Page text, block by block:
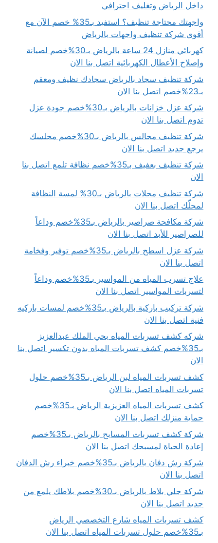
داخل الرياض وتغليف احترافي
واجهتك محتاجة تنظيف؟ استفيد بـ35% خصم الآن مع
أقوى شركة تنظيف واجهات بالرياض
كهربائي منازل 24 ساعة بالرياض بـ30%خصم لصيانة
وإصلاح الأعطال الكهربائية اتصل بنا الان
شركة تنظيف سجاد بالرياض سجادك نظيف ومعقم
بـ23%خصم اتصل بنا الان
شركة عزل خزانات بالرياض بـ30%خصم جودة عزل
تدوم اتصل بنا الان
شركة تنظيف مجالس بالرياض بـ30%خصم مجلسك
يرجع جديد اتصل بنا الان
شركة تنظيف بعفيف بـ35%خصم نظافة تلمع اتصل بنا
الان
شركة تنظيف محلات بالرياض بـ30% لمسة النظافة
لمحلّك اتصل بنا الان
شركة مكافحة صراصير بالرياض بـ35%خصم وداعاً
للصراصير للأبد اتصل بنا الان
شركة عزل اسطح بالرياض بـ35%خصم توفير وفخامة
اتصل بنا الان
علاج تسرب المياه من المواسير بـ35%خصم وداعاً
لتسربات المواسير اتصل بنا الان
شركة تركيب باركية بالرياض بـ35%خصم لمسات باركيه
فنية اتصل بنا الان
شركه كشف تسربات المياه بحي الملك عبدالعزيز
بـ35%خصم كشف تسربات المياه بدون تكسير اتصل بنا
الان
كشف تسربات المياه لبن الرياض بـ35%خصم حلول
تسربات المياه اتصل بنا الان
كشف تسربات المياه العزيزية الرياض بـ35%خصم
حماية منزلك اتصل بنا الان
شركة كشف تسربات المسابح بالرياض بـ35%خصم
إعادة الحياة لمسبحك اتصل بنا الان
شركة رش دفان بالرياض بـ35%خصم خبراء رش الدفان
اتصل بنا الان
شركة جلي بلاط بالرياض بـ30%خصم بلاطك يلمع من
جديد اتصل بنا الان
كشف تسربات المياه شارع التخصصي الرياض
بـ35%خصم حلول تسربات المياه اتصل بنا الان